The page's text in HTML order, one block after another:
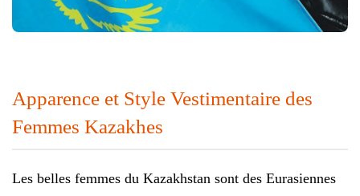
Apparence et Style Vestimentaire des
Femmes Kazakhes
Les belles femmes du Kazakhstan sont des Eurasiennes